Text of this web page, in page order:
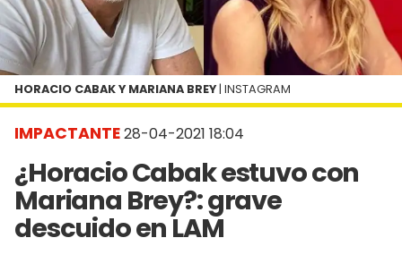
IMPACTANTE28-04-2021 18:04
¿Horacio Cabak estuvo con
Mariana Brey?: grave
descuido en LAM
HORACIO CABAK Y MARIANA BREY| INSTAGRAM